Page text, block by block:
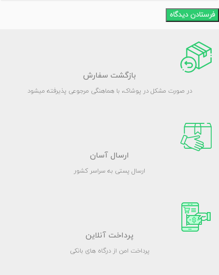
بازگشت سفارش
در صورت مشکل در پوشاک، با هماهنگی مرجوعی پذیرفته میشود
ارسال آسان
ارسال پستی به سراسر کشور
پرداخت آنلاین
پرداخت امن از درگاه های بانکی